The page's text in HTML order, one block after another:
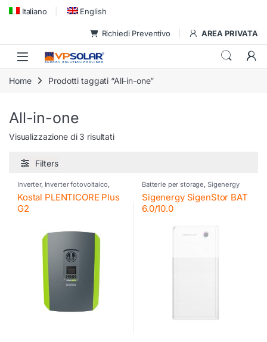
Skip to navigation
Skip to content
Italiano English
Richiedi Preventivo AREA PRIVATA
Home Prodotti taggati “All-in-one”
All-in-one
Visualizzazione di 3 risultati
Filters
Inverter, Inverter fotovoltaico,
Inverter ibrido
residenziali Kostal ,Kostal, Kostal
Kostal PLENTICORE Plus
G2
Batterie per storage, Sigenergy
Sigenergy SigenStor BAT
6.0/10.0